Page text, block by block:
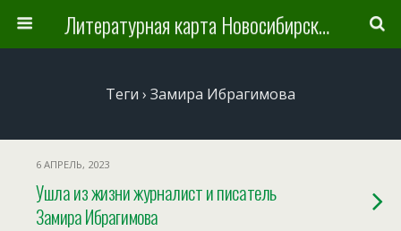
Литературная карта Новосибирска и Новосибирской области
Теги › Замира Ибрагимова
6 АПРЕЛЬ, 2023
Ушла из жизни журналист и писатель
Замира Ибрагимова